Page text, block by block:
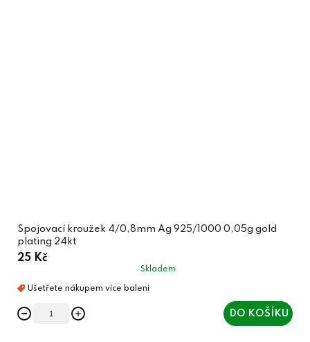
Spojovací kroužek 4/0,8mm Ag 925/1000 0,05g gold
plating 24kt
25 Kč
Skladem
DO KOŠÍKU